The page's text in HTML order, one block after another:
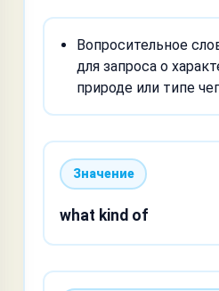
Вопросительное
для запроса о
природе или типе
Значение
what kind of